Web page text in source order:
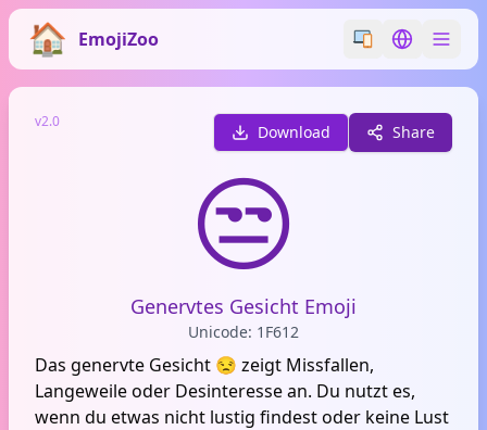
EmojiZoo Switch emoji
Switch
v2.0
Download Share
😒
Genervtes Gesicht Emoji
Unicode: 1F612
Das genervte Gesicht 😒 zeigt Missfallen,
Langeweile oder Desinteresse an. Du nutzt es,
wenn du etwas nicht lustig findest oder keine Lust